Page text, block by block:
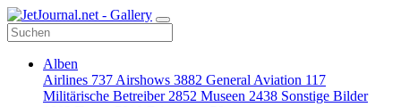
Alben
Airlines 737 Airshows 3882 General Aviation 117
Militärische Betreiber 2852 Museen 2438 Sonstige Bilder